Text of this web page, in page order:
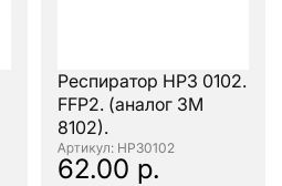
Респиратор НРЗ 0102.
FFP2. (аналог ЗМ
8102).
: НРЗ0102
62.00 р.